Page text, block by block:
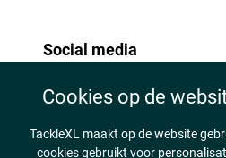
Social media
Cookies op de
TackleXL maakt op de website
cookies gebruikt voor